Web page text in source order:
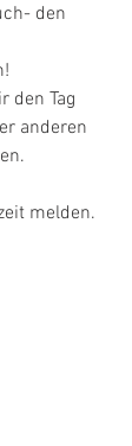
den
den Tag
anderen
melden.